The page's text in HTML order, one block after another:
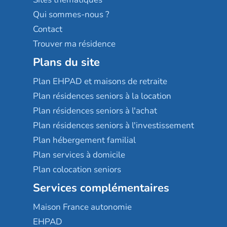
Qui sommes-nous ?
Contact
Trouver ma résidence
Plans du site
Plan EHPAD et maisons de retraite
Plan résidences seniors à la location
Plan résidences seniors à l'achat
Plan résidences seniors à l'investissement
Plan hébergement familial
Plan services à domicile
Plan colocation seniors
Services complémentaires
Maison France autonomie
EHPAD